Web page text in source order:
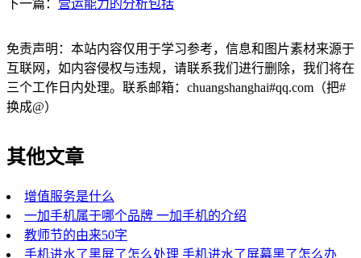
下一篇： 营运能力的分析包括
免责声明：本站内容仅用于学习参考，信息和图片素材来源于
互联网，如内容侵权与违规，请联系我们进行删除，我们将在
三个工作日内处理。联系邮箱：chuangshanghai#qq.com（把#
换成@）
其他文章
增值服务是什么
一加手机属于哪个品牌 一加手机的介绍
教师节的由来50字
手机进水了黑屏了怎么处理 手机进水了屏幕黑了怎么办